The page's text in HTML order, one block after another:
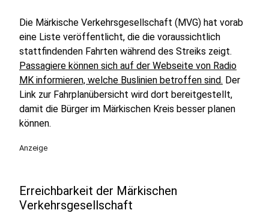
Die Märkische Verkehrsgesellschaft (MVG) hat vorab
eine Liste veröffentlicht, die die voraussichtlich
stattfindenden Fahrten während des Streiks zeigt.
Passagiere können sich auf der Webseite von Radio
MK informieren, welche Buslinien betroffen sind. Der
Link zur Fahrplanübersicht wird dort bereitgestellt,
damit die Bürger im Märkischen Kreis besser planen
können.
Anzeige
Erreichbarkeit der Märkischen
Verkehrsgesellschaft